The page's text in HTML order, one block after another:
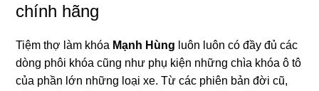
chính hãng
Tiệm thợ làm khóa Mạnh Hùng luôn luôn có đầy đủ các
dòng phôi khóa cũng như phụ kiện những chìa khóa ô tô
của phần lớn những loại xe. Từ các phiên bản đời cũ,